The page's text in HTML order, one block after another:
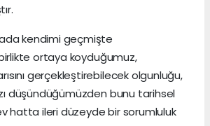
kendimi geçmişte
ortaya koyduğumuz,
gerçekleştirebilecek olgunluğu,
düşündüğümüzden bunu tarihsel
hatta ileri düzeyde bir sorumluluk